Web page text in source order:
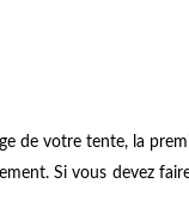
de votre tente, la
Si vous devez